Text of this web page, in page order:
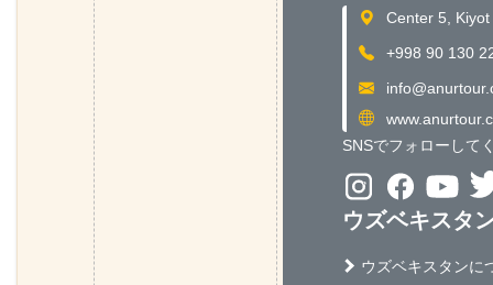
Center 5,
+998 90 130
SNSでフォローして
ウズベキスタ
ウズベキスタンに